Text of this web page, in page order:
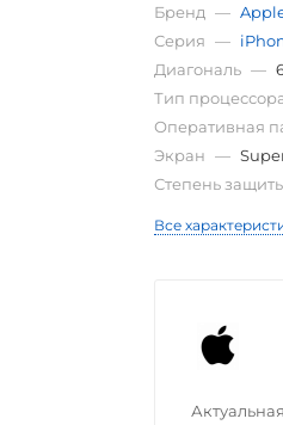
Бренд —
Серия —
Диагональ —
Тип
Оперативная
Экран —
Степень
Все